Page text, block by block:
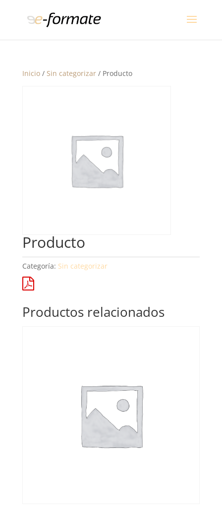
Inicio/ Sin categorizar/ Producto
Producto
Categoría: Sin categorizar
Productos relacionados